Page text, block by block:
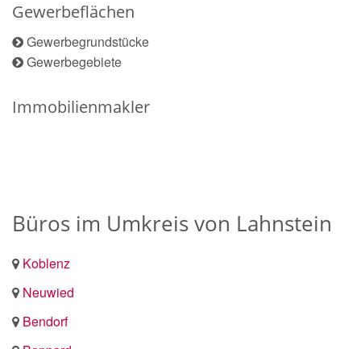
Gewerbeflächen
Gewerbegrundstücke
Gewerbegebiete
Immobilienmakler
Büros im Umkreis von Lahnstein
Koblenz
Neuwied
Bendorf